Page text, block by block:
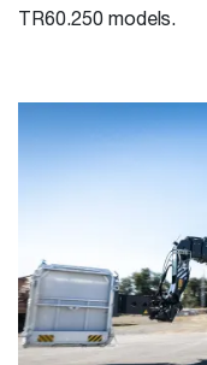
TR60.250 models.